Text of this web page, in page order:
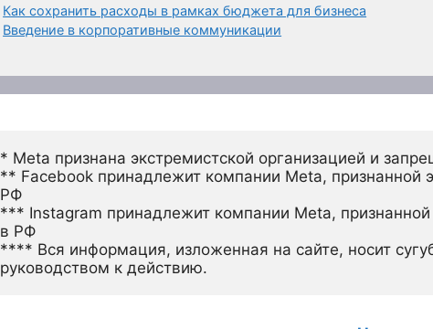
Как сохранить расходы в рамках бюджета для бизнеса
Введение в корпоративные коммуникации
* Meta признана экстремистской организацией и
** Facebook принадлежит компании Meta, признанной
РФ
*** Instagram принадлежит компании Meta,
в РФ
**** Вся информация, изложенная на сайте, носит
руководством к действию.